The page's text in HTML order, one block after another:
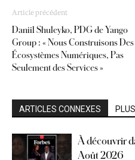
Article précédent
Daniil Shuleyko, PDG de Yango
Group : « Nous Construisons Des
Écosystèmes Numériques, Pas
Seulement des Services »
ARTICLES CONNEXES
À découvrir
Août 2026